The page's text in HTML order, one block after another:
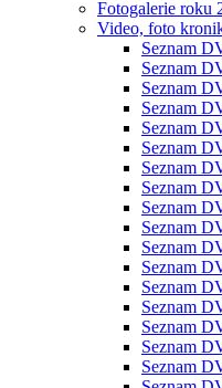
Fotogalerie roku
Video, foto
Seznam
Seznam
Seznam
Seznam
Seznam
Seznam
Seznam
Seznam
Seznam
Seznam
Seznam
Seznam
Seznam
Seznam
Seznam
Seznam
Seznam